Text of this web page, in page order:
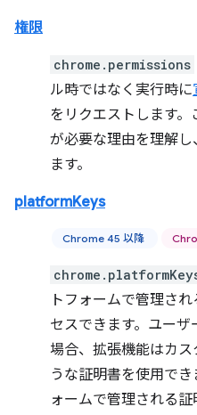
権限
chrome.permissions
ル時ではなく実行時に
をリクエストします
が必要な理由を理解
ます。
platformKeys
Chrome 45 以降
トフォームで管理さ
セスできます。ユー
場合、拡張機能はカ
うな証明書を使用で
ォームで管理される